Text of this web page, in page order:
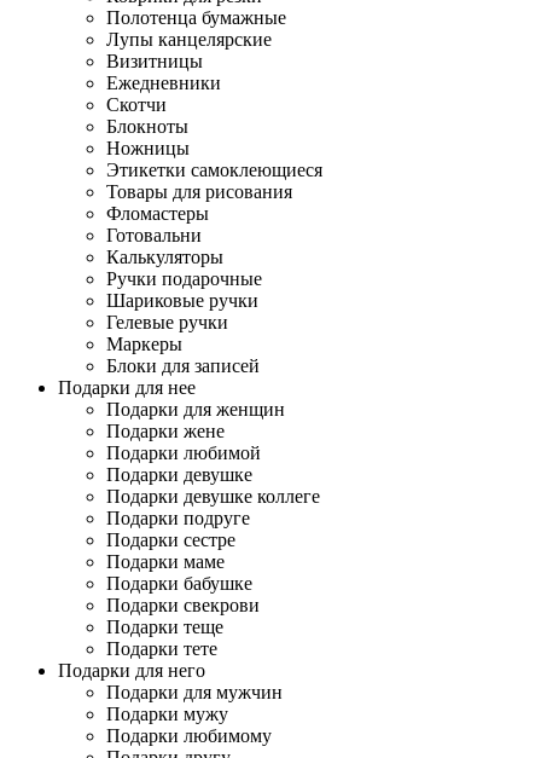
Полотенца бумажные
Лупы канцелярские
Визитницы
Ежедневники
Скотчи
Блокноты
Ножницы
Этикетки самоклеющиеся
Товары для рисования
Фломастеры
Готовальни
Калькуляторы
Ручки подарочные
Шариковые ручки
Гелевые ручки
Маркеры
Блоки для записей
Подарки для нее
Подарки для женщин
Подарки жене
Подарки любимой
Подарки девушке
Подарки девушке коллеге
Подарки подруге
Подарки сестре
Подарки маме
Подарки бабушке
Подарки свекрови
Подарки теще
Подарки тете
Подарки для него
Подарки для мужчин
Подарки мужу
Подарки любимому